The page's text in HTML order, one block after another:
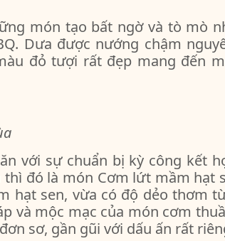
món tạo bất ngờ và tò mò
Dưa được nướng chậm
đỏ tượi rất đẹp mang đến
với sự chuẩn bị kỳ công kết
thì đó là món Cơm lứt mầm hạt
hạt sen, vừa có độ dẻo thơm
và mộc mạc của món cơm
sơ, gần gũi với dấu ấn rất